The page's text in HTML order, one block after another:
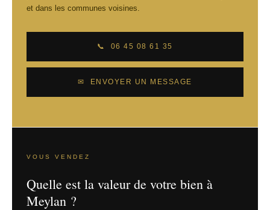
et dans les communes voisines.
📞 06 45 08 61 35
✉ ENVOYER UN MESSAGE
VOUS VENDEZ
Quelle est la valeur de votre bien à
Meylan ?